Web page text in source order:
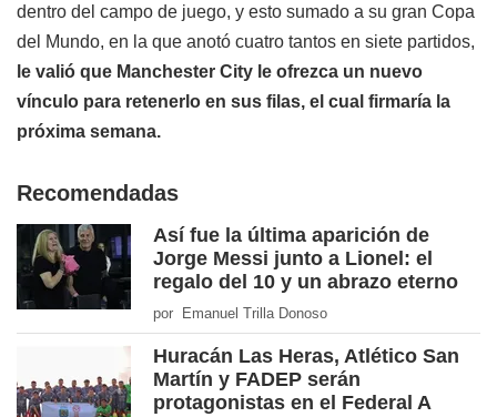
dentro del campo de juego, y esto sumado a su gran Copa
del Mundo, en la que anotó cuatro tantos en siete partidos,
le valió que Manchester City le ofrezca un nuevo
vínculo para retenerlo en sus filas, el cual firmaría la
próxima semana.
Recomendadas
Así fue la última aparición de
Jorge Messi junto a Lionel: el
regalo del 10 y un abrazo eterno
por Emanuel Trilla Donoso
Huracán Las Heras, Atlético San
Martín y FADEP serán
protagonistas en el Federal A